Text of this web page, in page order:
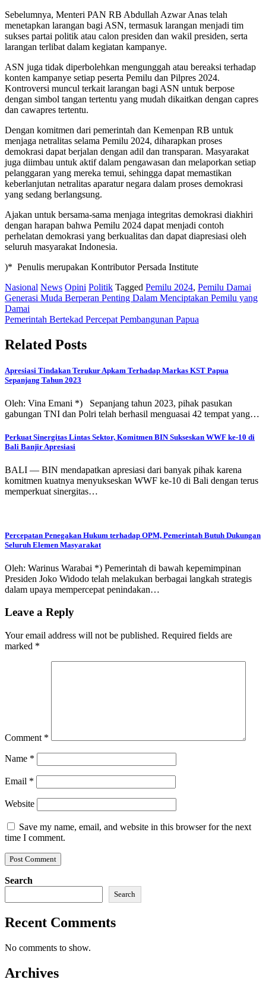
Sebelumnya, Menteri PAN RB Abdullah Azwar Anas telah
menetapkan larangan bagi ASN, termasuk larangan menjadi tim
sukses partai politik atau calon presiden dan wakil presiden, serta
larangan terlibat dalam kegiatan kampanye.
ASN juga tidak diperbolehkan mengunggah atau bereaksi terhadap
konten kampanye setiap peserta Pemilu dan Pilpres 2024.
Kontroversi muncul terkait larangan bagi ASN untuk berpose
dengan simbol tangan tertentu yang mudah dikaitkan dengan capres
dan cawapres tertentu.
Dengan komitmen dari pemerintah dan Kemenpan RB untuk
menjaga netralitas selama Pemilu 2024, diharapkan proses
demokrasi dapat berjalan dengan adil dan transparan. Masyarakat
juga diimbau untuk aktif dalam pengawasan dan melaporkan setiap
pelanggaran yang mereka temui, sehingga dapat memastikan
keberlanjutan netralitas aparatur negara dalam proses demokrasi
yang sedang berlangsung.
Ajakan untuk bersama-sama menjaga integritas demokrasi diakhiri
dengan harapan bahwa Pemilu 2024 dapat menjadi contoh
perhelatan demokrasi yang berkualitas dan dapat diapresiasi oleh
seluruh masyarakat Indonesia.
)* Penulis merupakan Kontributor Persada Institute
Nasional News Opini Politik Tagged Pemilu 2024, Pemilu Damai
Post
navigation
Generasi Muda Berperan Penting Dalam Menciptakan Pemilu yang
Damai
Pemerintah Bertekad Percepat Pembangunan Papua
Related Posts
Apresiasi Tindakan Terukur Apkam Terhadap Markas KST Papua
Sepanjang Tahun 2023
Oleh: Vina Emani *) Sepanjang tahun 2023, pihak pasukan
gabungan TNI dan Polri telah berhasil menguasai 42 tempat yang…
Perkuat Sinergitas Lintas Sektor, Komitmen BIN Sukseskan WWF ke-10 di
Bali Banjir Apresiasi
BALI — BIN mendapatkan apresiasi dari banyak pihak karena
komitmen kuatnya menyukseskan WWF ke-10 di Bali dengan terus
memperkuat sinergitas…
Percepatan Penegakan Hukum terhadap OPM, Pemerintah Butuh Dukungan
Seluruh Elemen Masyarakat
Oleh: Warinus Warabai *) Pemerintah di bawah kepemimpinan
Presiden Joko Widodo telah melakukan berbagai langkah strategis
dalam upaya mempercepat penindakan…
Leave a Reply
Your email address will not be published. Required fields are
marked *
Comment *
Name *
Email *
Website
Save my name, email, and website in this browser for the next
time I comment.
Search
Search
Recent Comments
No comments to show.
Archives